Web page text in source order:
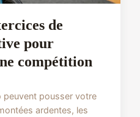
de
pour
compétition
peuvent pousser votre
ardentes, les